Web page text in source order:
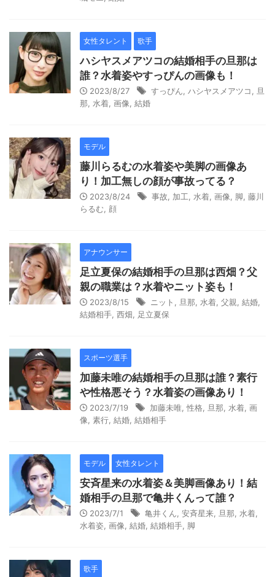
女性タレント 歌手
ハシヤスメアツコの結婚相手の旦那は
誰？水着姿やすっぴんの画像も！
2023/8/27 すっぴん ハシヤスメアツコ
旦
那
水着 画像 結婚
モデル
藤川らるむの水着姿や美脚の画像あ
り！加工無しの顔が事故ってる？
2023/8/24 事故 加工 水着 画像 脚 藤川
らるむ
顔
アナウンサー
足立夏保の結婚相手の旦那は西畑？父
親の職業は？水着やニット姿も！
2023/8/15 ニット 旦那 水着 父親 結婚
結婚相手 西畑 足立夏保
スポーツ選手
加藤未唯の結婚相手の旦那は誰？素行
や性格悪そう？水着姿の画像あり！
2023/7/19 加藤未唯 性格 旦那 水着 画
像 素行 結婚 結婚相手
モデル 女性タレント
安斉星来の水着姿＆美脚画像あり！結
婚相手の旦那で亀井くんって誰？
2023/7/1 亀井くん 安斉星来 旦那 水着
水着姿 画像 結婚 結婚相手 脚
歌手